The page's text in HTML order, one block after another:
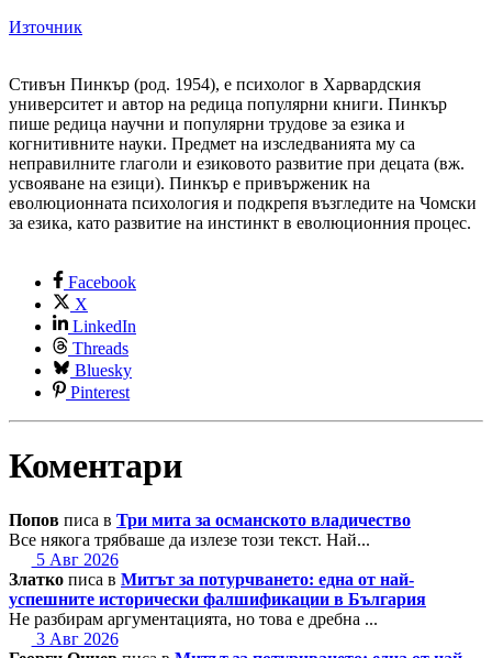
Източник
Стивън Пинкър (род. 1954), е психолог в Харвардския
университет и автор на редица популярни книги. Пинкър
пише редица научни и популярни трудове за езика и
когнитивните науки. Предмет на изследванията му са
неправилните глаголи и езиковото развитие при децата (вж.
усвояване на езици). Пинкър е привърженик на
еволюционната психология и подкрепя възгледите на Чомски
за езика, като развитие на инстинкт в еволюционния процес.
Facebook
X
LinkedIn
Threads
Bluesky
Pinterest
Коментари
Попов писа в Три мита за османското владичество
Все някога трябваше да излезе този текст. Най...
5 Авг 2026
Златко писа в Митът за потурчването: една от най-
успешните исторически фалшификации в България
Не разбирам аргументацията, но това е дребна ...
3 Авг 2026